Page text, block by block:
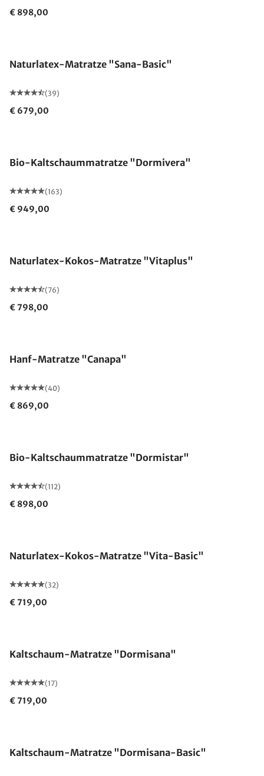
€ 898,00
Naturlatex-Matratze "Sana-Basic"
(39)
€ 679,00
Bio-Kaltschaummatratze "Dormivera"
(163)
€ 949,00
Naturlatex-Kokos-Matratze "Vitaplus"
(76)
€ 798,00
Hanf-Matratze "Canapa"
(40)
€ 869,00
Bio-Kaltschaummatratze "Dormistar"
(112)
€ 898,00
Naturlatex-Kokos-Matratze "Vita-Basic"
(32)
€ 719,00
Kaltschaum-Matratze "Dormisana"
(17)
€ 719,00
Kaltschaum-Matratze "Dormisana-Basic"